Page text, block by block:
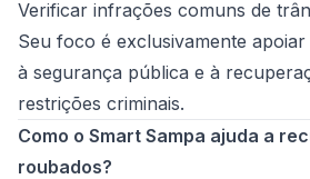
Verificar infrações comuns de
Seu foco é exclusivamente
à segurança pública e à
restrições criminais.
Como o Smart Sampa ajuda a
roubados?